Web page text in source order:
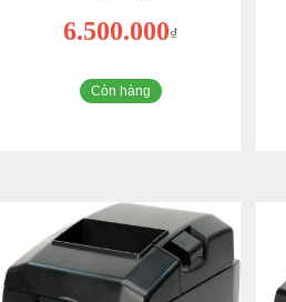
6.500.000₫
Còn hàng